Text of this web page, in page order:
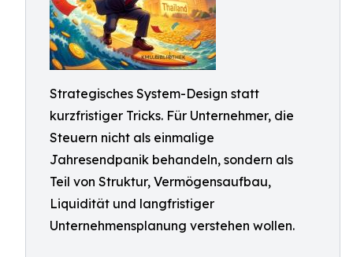
Strategisches System-Design statt
kurzfristiger Tricks. Für Unternehmer, die
Steuern nicht als einmalige
Jahresendpanik behandeln, sondern als
Teil von Struktur, Vermögensaufbau,
Liquidität und langfristiger
Unternehmensplanung verstehen wollen.